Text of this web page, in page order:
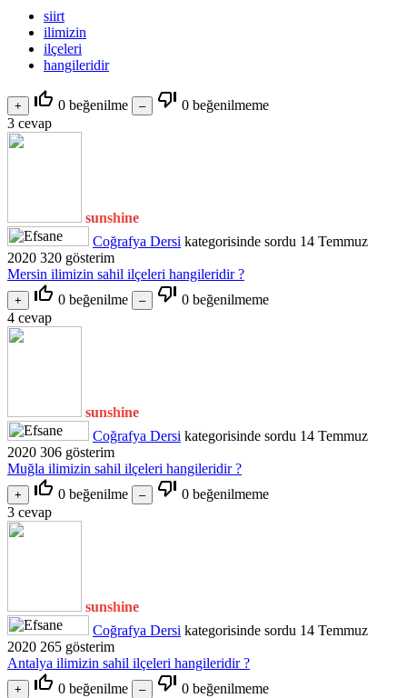
siirt
ilimizin
ilçeleri
hangileridir
thumb_up_off_alt 0 beğenilme thumb_down_off_alt 0 beğenilmeme
3 cevap
sunshine
Coğrafya Dersi kategorisinde sordu 14 Temmuz
2020 320 gösterim
Mersin ilimizin sahil ilçeleri hangileridir ?
thumb_up_off_alt 0 beğenilme thumb_down_off_alt 0 beğenilmeme
4 cevap
sunshine
Coğrafya Dersi kategorisinde sordu 14 Temmuz
2020 306 gösterim
Muğla ilimizin sahil ilçeleri hangileridir ?
thumb_up_off_alt 0 beğenilme thumb_down_off_alt 0 beğenilmeme
3 cevap
sunshine
Coğrafya Dersi kategorisinde sordu 14 Temmuz
2020 265 gösterim
Antalya ilimizin sahil ilçeleri hangileridir ?
thumb_up_off_alt 0 beğenilme thumb_down_off_alt 0 beğenilmeme